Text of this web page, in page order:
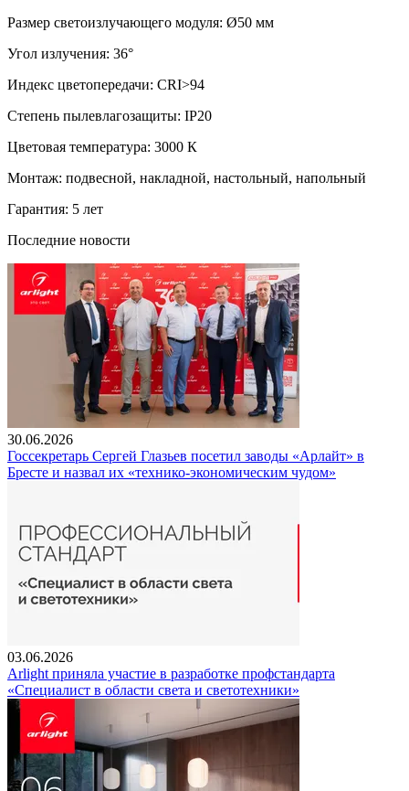
Размер светоизлучающего модуля: Ø50 мм
Угол излучения: 36°
Индекс цветопередачи: CRI>94
Степень пылевлагозащиты: IP20
Цветовая температура: 3000 К
Монтаж: подвесной, накладной, настольный, напольный
Гарантия: 5 лет
Последние новости
30.06.2026
Госсекретарь Сергей Глазьев посетил заводы «Арлайт» в
Бресте и назвал их «технико-экономическим чудом»
03.06.2026
Arlight приняла участие в разработке профстандарта
«Специалист в области света и светотехники»